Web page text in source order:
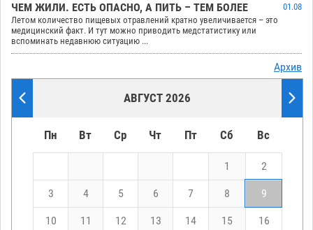
ЧЕМ ЖИЛИ. ЕСТЬ ОПАСНО, А ПИТЬ – ТЕМ БОЛЕЕ
01.08
Летом количество пищевых отравлений кратно увеличивается – это
медицинский факт. И тут можно приводить медстатистику или
вспоминать недавнюю ситуацию ...
Архив
АВГУСТ 2026
Пн Вт Ср Чт Пт Сб Вс
1 2
3 4 5 6 7 8 9
10 11 12 13 14 15 16